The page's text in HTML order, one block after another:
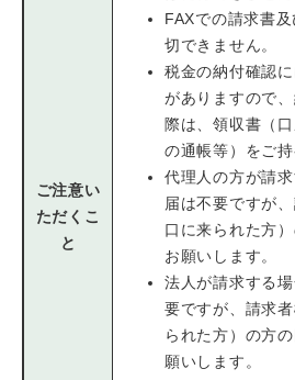
ご注意い
ただくこ
と
FAXでの請求書
切できません。
税金の納付確認
がありますので
際は、領収書（
の通帳等）をご持
代理人の方が請
届は不要ですが
口に来られた方
お願いします。
法人が請求する
要ですが、請求
られた方）の方
願いします。